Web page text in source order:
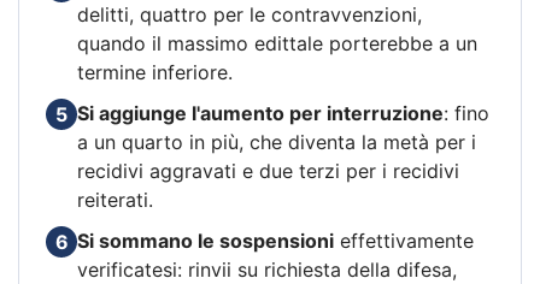
delitti, quattro per le contravvenzioni,
quando il massimo edittale porterebbe a un
termine inferiore.
5 Si aggiunge l'aumento per interruzione: fino
a un quarto in più, che diventa la metà per i
recidivi aggravati e due terzi per i recidivi
reiterati.
6 Si sommano le sospensioni effettivamente
verificatesi: rinvii su richiesta della difesa,